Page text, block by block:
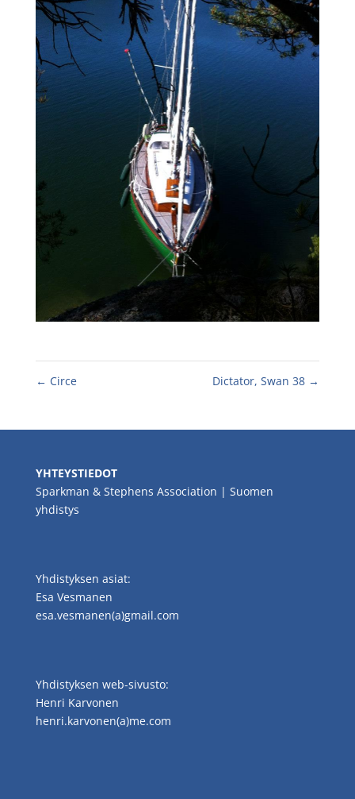
← Circe Dictator, Swan 38 →
YHTEYSTIEDOT
Sparkman & Stephens Association | Suomen
yhdistys
Yhdistyksen asiat:
Esa Vesmanen
esa.vesmanen(a)gmail.com
Yhdistyksen web-sivusto:
Henri Karvonen
henri.karvonen(a)me.com